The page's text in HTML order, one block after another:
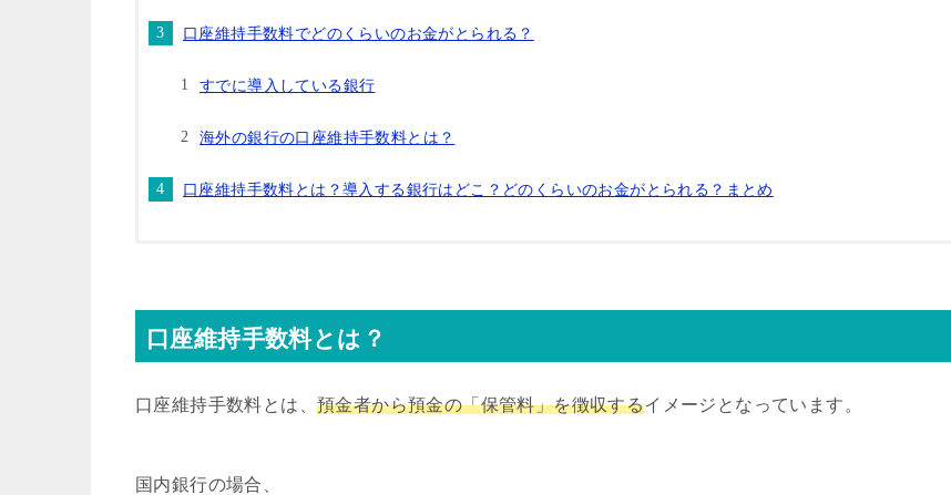
口座維持手数料でどのくらいのお金がとられる？
すでに導入している銀行
海外の銀行の口座維持手数料とは？
口座維持手数料とは？導入する銀行はどこ？どのくらいのお金がとられる？まとめ
口座維持手数料とは？
口座維持手数料とは、 預金者から預金の「保管料」を徴収するイメージとなっています。
国内銀行の場合、